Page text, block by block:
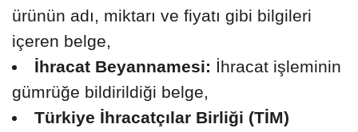
ürünün adı, miktarı ve fiyatı gibi bilgileri
içeren belge,
İhracat Beyannamesi: İhracat işleminin
gümrüğe bildirildiği belge,
Türkiye İhracatçılar Birliği (TİM)